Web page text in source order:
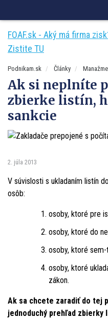
FOAF.sk - Aký má firma
Zistite TU
Podnikam.sk Články
Ak si neplníte
zbierke listín,
sankcie
2. júla 2013
V súvislosti s ukladaním listín
osôb:
osoby, ktoré pre
osoby, ktoré do
osoby, ktoré
osoby, ktoré
zákon.
Ak sa chcete zaradiť do tej
jednoduchý prehľad zbierky